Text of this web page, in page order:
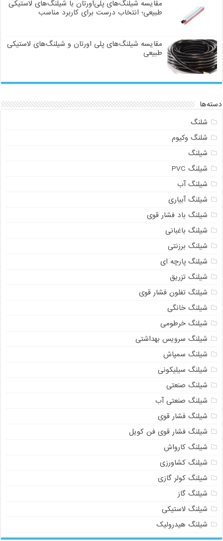
مقایسه شیلنگ‌های پلی‌اورتان با شیلنگ‌های لاستیکی
طبیعی؛ انتخاب درست برای کاربرد مناسب
مقایسه شیلنگ‌های پلی اورتان و شیلنگ‌های لاستیکی
طبیعی
دسته‌ها
شلنگ
شلنگ وکیوم
شیلنگ
شیلنگ PVC
شیلنگ آب
شیلنگ آبیاری
شیلنگ باد فشار قوی
شیلنگ باغبانی
شیلنگ برزنتی
شیلنگ پارچه‌ ای
شیلنگ تزریق
شیلنگ تفلون فشار قوی
شیلنگ خانگی
شیلنگ خرطومی
شیلنگ سرویس بهداشتی
شیلنگ سمپاش
شیلنگ سیلیکونی
شیلنگ صنعتی
شیلنگ صنعتی آب
شیلنگ فشار قوی
شیلنگ فشار قوی فن کویل
شیلنگ کارواش
شیلنگ کشاورزی
شیلنگ کولر گازی
شیلنگ گاز
شیلنگ لاستیکی
شیلنگ هیدرولیک